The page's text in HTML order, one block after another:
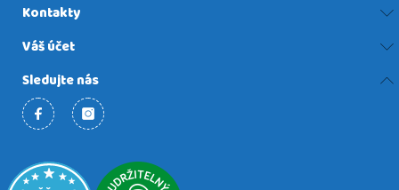
Kontakty
Váš účet
Sledujte nás